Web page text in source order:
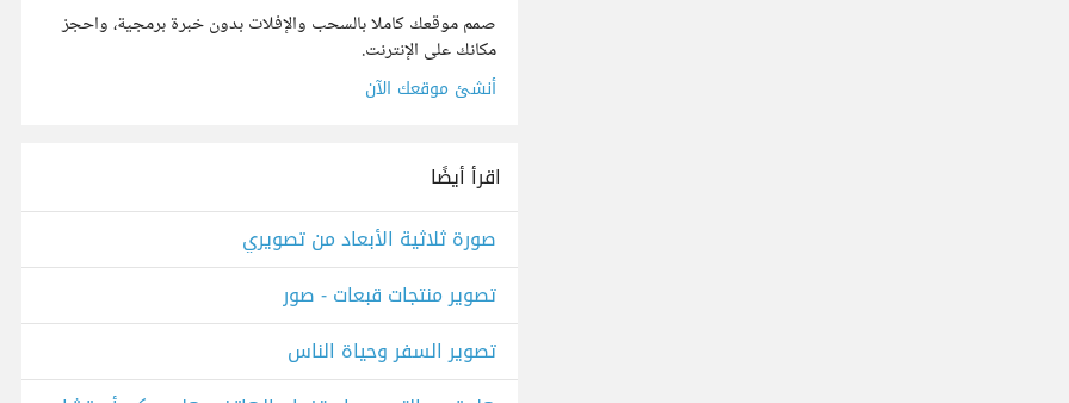
صمم موقعك كاملا بالسحب والإفلات بدون خبرة برمجية، واحجز
مكانك على الإنترنت.
أنشئ موقعك الآن
اقرأ أيضًا
صورة ثلاثية الأبعاد من تصويري
تصوير منتجات قبعات - صور
تصوير السفر وحياة الناس